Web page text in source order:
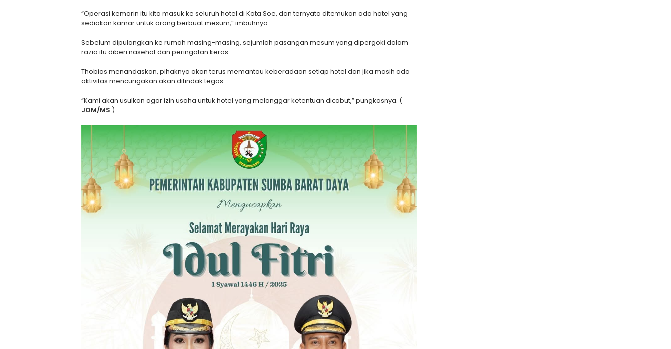
“Operasi kemarin itu kita masuk ke seluruh hotel di Kota Soe, dan ternyata ditemukan ada hotel yang
sediakan kamar untuk orang berbuat mesum,” imbuhnya.
Sebelum dipulangkan ke rumah masing-masing, sejumlah pasangan mesum yang dipergoki dalam
razia itu diberi nasehat dan peringatan keras.
Thobias menandaskan, pihaknya akan terus memantau keberadaan setiap hotel dan jika masih ada
aktivitas mencurigakan akan ditindak tegas.
“Kami akan usulkan agar izin usaha untuk hotel yang melanggar ketentuan dicabut,” pungkasnya. (
JOM/MS )